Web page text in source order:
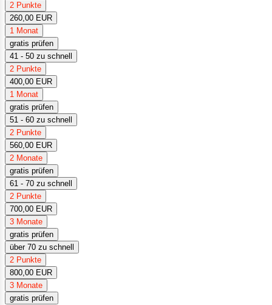
2 Punkte
260,00 EUR
1 Monat
gratis prüfen
41 - 50 zu schnell
2 Punkte
400,00 EUR
1 Monat
gratis prüfen
51 - 60 zu schnell
2 Punkte
560,00 EUR
2 Monate
gratis prüfen
61 - 70 zu schnell
2 Punkte
700,00 EUR
3 Monate
gratis prüfen
über 70 zu schnell
2 Punkte
800,00 EUR
3 Monate
gratis prüfen